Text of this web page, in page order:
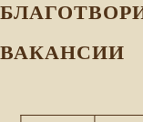
ВАКАНСИИ